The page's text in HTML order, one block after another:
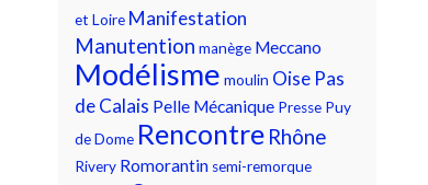
et Loire Manifestation
Manutention manège Meccano
Modélisme moulin Oise Pas
de Calais Pelle Mécanique Presse Puy
de Dome Rencontre Rhône
Rivery Romorantin semi-remorque